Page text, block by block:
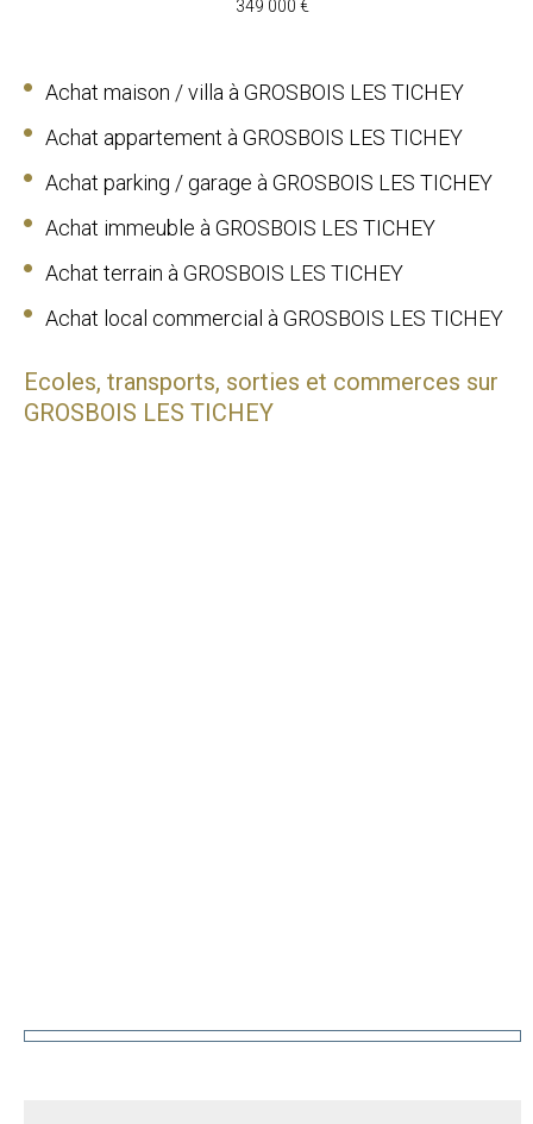
349 000 €
Achat maison / villa à GROSBOIS LES TICHEY
Achat appartement à GROSBOIS LES TICHEY
Achat parking / garage à GROSBOIS LES TICHEY
Achat immeuble à GROSBOIS LES TICHEY
Achat terrain à GROSBOIS LES TICHEY
Achat local commercial à GROSBOIS LES TICHEY
Ecoles, transports, sorties et commerces sur
GROSBOIS LES TICHEY